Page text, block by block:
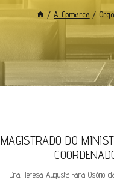
/ A Comarca /
MAGISTRADO DO
Dra. Teresa Augusta Faria Osório